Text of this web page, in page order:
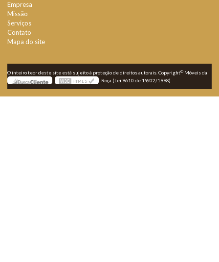
Empresa
Missão
Serviços
Contato
Mapa do site
O inteiro teor deste site está sujeito à proteção de direitos autorais. Copyright© Móveis da
Roça (Lei 9610 de 19/02/1998)